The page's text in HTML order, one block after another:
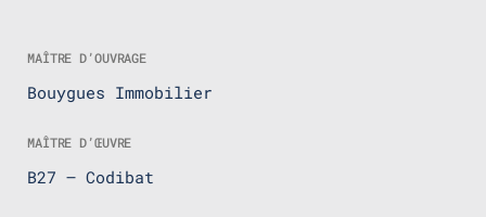
MAÎTRE D’OUVRAGE
Bouygues Immobilier
MAÎTRE D’ŒUVRE
B27 – Codibat